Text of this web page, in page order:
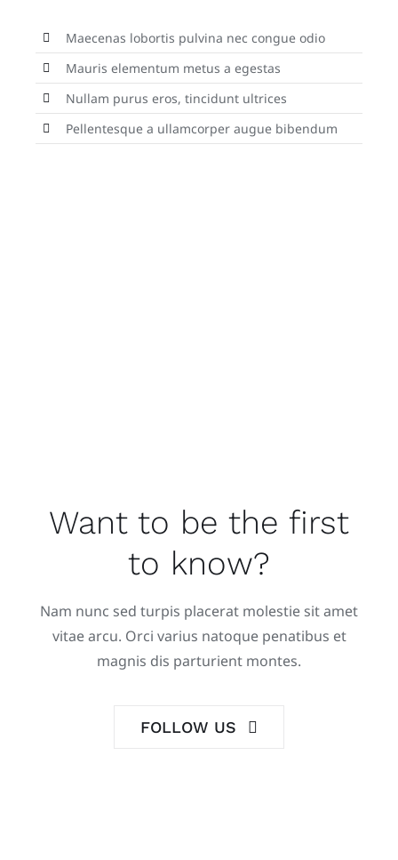
Maecenas lobortis pulvina nec congue odio
Mauris elementum metus a egestas
Nullam purus eros, tincidunt ultrices
Pellentesque a ullamcorper augue bibendum
Want to be the first
to know?
Nam nunc sed turpis placerat molestie sit amet
vitae arcu. Orci varius natoque penatibus et
magnis dis parturient montes.
FOLLOW US